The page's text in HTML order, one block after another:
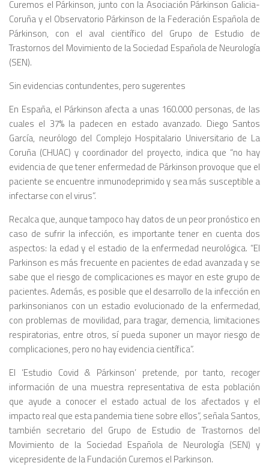
Curemos el Párkinson, junto con la Asociación Párkinson Galicia-
Coruña y el Observatorio Párkinson de la Federación Española de
Párkinson, con el aval científico del Grupo de Estudio de
Trastornos del Movimiento de la Sociedad Española de Neurología
(SEN).
Sin evidencias contundentes, pero sugerentes
En España, el Párkinson afecta a unas 160.000 personas, de las
cuales el 37% la padecen en estado avanzado. Diego Santos
García, neurólogo del Complejo Hospitalario Universitario de La
Coruña (CHUAC) y coordinador del proyecto, indica que “no hay
evidencia de que tener enfermedad de Párkinson provoque que el
paciente se encuentre inmunodeprimido y sea más susceptible a
infectarse con el virus”.
Recalca que, aunque tampoco hay datos de un peor pronóstico en
caso de sufrir la infección, es importante tener en cuenta dos
aspectos: la edad y el estadio de la enfermedad neurológica. “El
Parkinson es más frecuente en pacientes de edad avanzada y se
sabe que el riesgo de complicaciones es mayor en este grupo de
pacientes. Además, es posible que el desarrollo de la infección en
parkinsonianos con un estadio evolucionado de la enfermedad,
con problemas de movilidad, para tragar, demencia, limitaciones
respiratorias, entre otros, sí pueda suponer un mayor riesgo de
complicaciones, pero no hay evidencia científica”.
El ‘Estudio Covid & Párkinson’ pretende, por tanto, recoger
información de una muestra representativa de esta población
que ayude a conocer el estado actual de los afectados y el
impacto real que esta pandemia tiene sobre ellos”, señala Santos,
también secretario del Grupo de Estudio de Trastornos del
Movimiento de la Sociedad Española de Neurología (SEN) y
vicepresidente de la Fundación Curemos el Parkinson.